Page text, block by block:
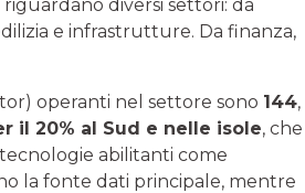
diversi settori: da
e infrastrutture. Da finanza,
operanti nel settore sono 144,
il 20% al Sud e nelle isole, che
abilitanti come
la fonte dati principale, mentre